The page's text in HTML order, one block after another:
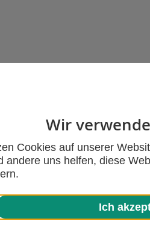
Wir
Cookies auf unserer
andere uns helfen, diese
Ich